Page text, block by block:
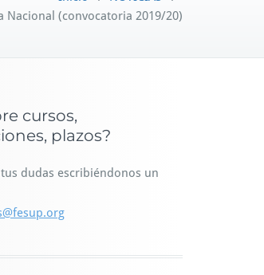
Nacional (convocatoria 2019/20)
cursos,
plazos?
dudas escribiéndonos un